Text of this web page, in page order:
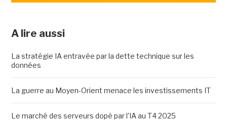
A lire aussi
La stratégie IA entravée par la dette technique sur les
données
La guerre au Moyen-Orient menace les investissements IT
Le marché des serveurs dopé par l'IA au T4 2025